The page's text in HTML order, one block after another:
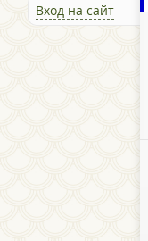
Вход на сайт